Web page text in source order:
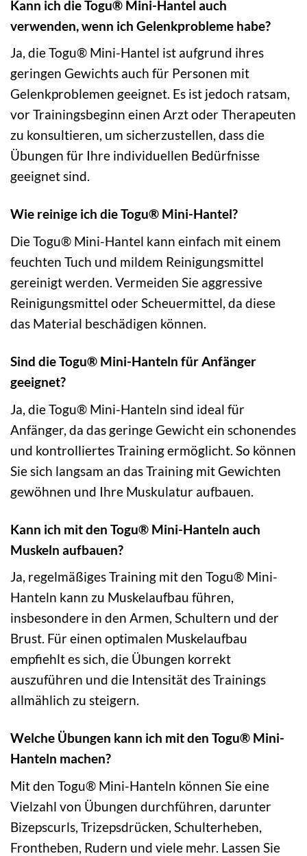
Kann ich die Togu® Mini-Hantel auch
verwenden, wenn ich Gelenkprobleme habe?
Ja, die Togu® Mini-Hantel ist aufgrund ihres
geringen Gewichts auch für Personen mit
Gelenkproblemen geeignet. Es ist jedoch ratsam,
vor Trainingsbeginn einen Arzt oder Therapeuten
zu konsultieren, um sicherzustellen, dass die
Übungen für Ihre individuellen Bedürfnisse
geeignet sind.
Wie reinige ich die Togu® Mini-Hantel?
Die Togu® Mini-Hantel kann einfach mit einem
feuchten Tuch und mildem Reinigungsmittel
gereinigt werden. Vermeiden Sie aggressive
Reinigungsmittel oder Scheuermittel, da diese
das Material beschädigen können.
Sind die Togu® Mini-Hanteln für Anfänger
geeignet?
Ja, die Togu® Mini-Hanteln sind ideal für
Anfänger, da das geringe Gewicht ein schonendes
und kontrolliertes Training ermöglicht. So können
Sie sich langsam an das Training mit Gewichten
gewöhnen und Ihre Muskulatur aufbauen.
Kann ich mit den Togu® Mini-Hanteln auch
Muskeln aufbauen?
Ja, regelmäßiges Training mit den Togu® Mini-
Hanteln kann zu Muskelaufbau führen,
insbesondere in den Armen, Schultern und der
Brust. Für einen optimalen Muskelaufbau
empfiehlt es sich, die Übungen korrekt
auszuführen und die Intensität des Trainings
allmählich zu steigern.
Welche Übungen kann ich mit den Togu® Mini-
Hanteln machen?
Mit den Togu® Mini-Hanteln können Sie eine
Vielzahl von Übungen durchführen, darunter
Bizepscurls, Trizepsdrücken, Schulterheben,
Frontheben, Rudern und viele mehr. Lassen Sie